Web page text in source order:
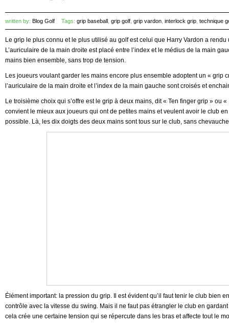
written by: Blog Golf Tags: grip baseball grip golf grip vardon interlock grip technique
Le grip le plus connu et le plus utilisé au golf est celui que Harry Vardon a
L’auriculaire de la main droite est placé entre l’index et le médius de la main
mains bien ensemble, sans trop de tension.
Les joueurs voulant garder les mains encore plus ensemble adoptent un « grip
l’auriculaire de la main droite et l’index de la main gauche sont croisés et
Le troisième choix qui s’offre est le grip à deux mains, dit « Ten finger grip » ou
convient le mieux aux joueurs qui ont de petites mains et veulent avoir le club
possible. Là, les dix doigts des deux mains sont tous sur le club, sans
Élément important: la pression du grip. Il est évident qu’il faut tenir le club bien
contrôle avec la vitesse du swing. Mais il ne faut pas étrangler le club en
cela crée une certaine tension qui se répercute dans les bras et affecte tout le